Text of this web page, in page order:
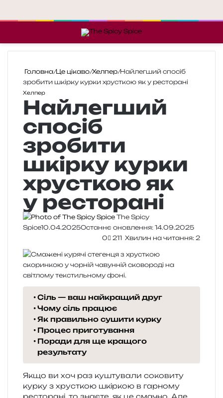
Головна/Це цікаво/Хелпер/Найлегший спосіб
зробити шкірку курки хрусткою як у ресторанi
Хелпер
Найлегший
спосіб
зробити
шкірку курки
хрусткою як
у ресторанi
The Spicy
Spice10.04.2025Останнє оновлення: 14.09.2025
0
211 Хвилин на читання: 2
Сіль — ваш найкращий друг
Чому сіль працює
Як правильно сушити курку
Процес приготування
Поради для ще кращого
результату
Якщо ви хоч раз кушту­ва­ли соко­ви­ту
курку з хрус­ткою шкір­кою в гар­но­му
ресто­ра­ні, то зна­є­те, як це сма­чно. Але